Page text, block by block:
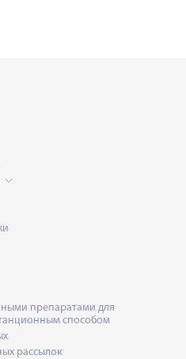
препаратами для
способом
рассылок